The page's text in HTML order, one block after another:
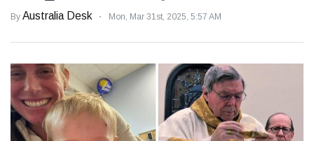
By Australia Desk Mon, Mar 31st, 2025, 5:57 AM